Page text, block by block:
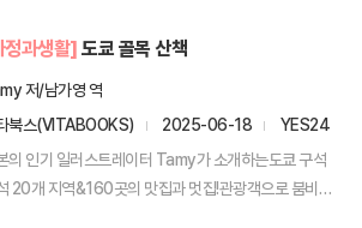
정과생활] 도쿄 골목 산책
저/남가영 역
북스(VITABOOKS)
2025-06-18
YES24
의 인기 일러스트레이터 Tamy가 소개하는도쿄 구석
20개 지역&160곳의 맛집과 멋집!관광객으로 붐비는